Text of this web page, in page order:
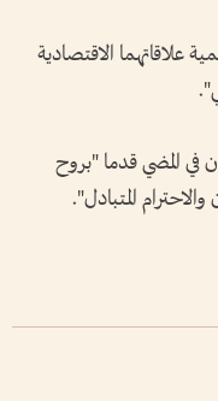
علاقاتهما الاقتصادية
في المضي قدما "بروح
المتبادل".